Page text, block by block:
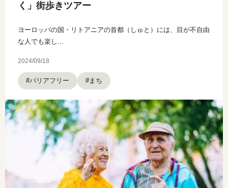
く」街歩きツアー
ヨーロッパの国・リトアニアの首都（しゅと）には、目が不自由
な人でも楽し...
2024/09/18
#バリアフリー #まち